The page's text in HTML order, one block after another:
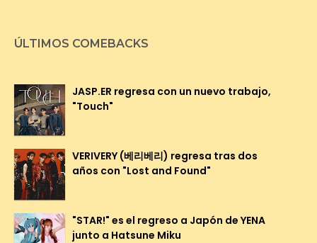
ÚLTIMOS COMEBACKS
JASP.ER regresa con un nuevo trabajo,
"Touch"
VERIVERY (베리베리) regresa tras dos
años con "Lost and Found"
"STAR!" es el regreso a Japón de YENA
junto a Hatsune Miku